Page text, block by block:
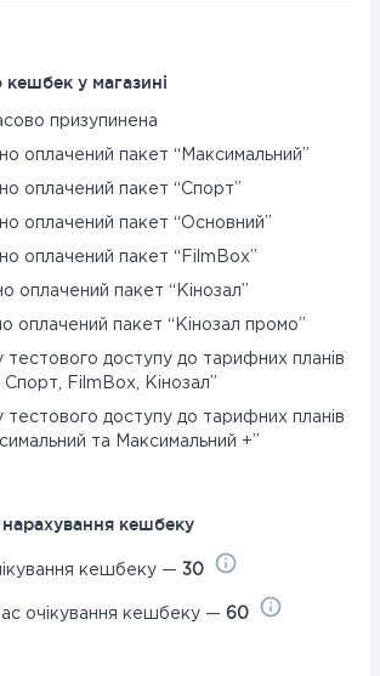
кешбек у магазині
призупинена
оплачений пакет “Максимальний”
оплачений пакет “Спорт”
оплачений пакет “Основний”
оплачений пакет “FilmBox”
оплачений пакет “Кінозал”
оплачений пакет “Кінозал промо”
тестового доступу до тарифних планів
Спорт, FilmBox, Кінозал”
тестового доступу до тарифних планів
та Максимальний +”
нарахування кешбеку
кешбеку — 30
очікування кешбеку — 60